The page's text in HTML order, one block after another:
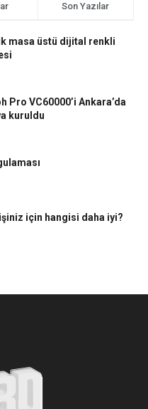
Son Yazılar
masa üstü dijital renkli
Pro VC60000’i Ankara’da
kuruldu
için hangisi daha iyi?